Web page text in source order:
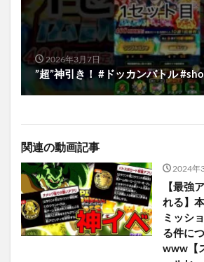
2026年3月7日
”超”神引き！ #ドッカンバトル
関連の動画記事
2024年
【最強
れる】
ミッシ
る件に
www【